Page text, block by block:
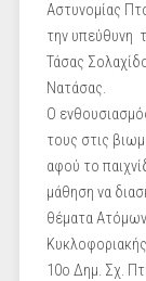
Αστυνομίας
την υπεύθυνη
Τάσας
Νατάσας.
Ο
τους στις
αφού το
μάθηση να
θέματα
10ο Δημ. Σχ.